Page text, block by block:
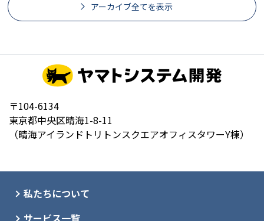
アーカイブ全てを表示
〒104-6134
東京都中央区晴海1-8-11
（晴海アイランドトリトンスクエアオフィスタワーY棟）
私たちについて